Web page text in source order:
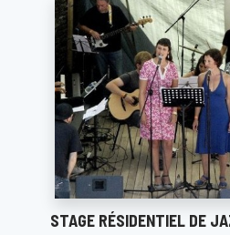
STAGE RÉSIDENTIEL DE